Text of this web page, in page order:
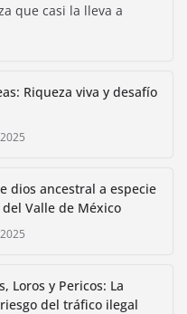
que casi la lleva a
Riqueza viva y desafío
dios ancestral a especie
Valle de México
Loros y Pericos: La
del tráfico ilegal